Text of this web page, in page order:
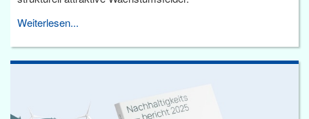
Weiterlesen...